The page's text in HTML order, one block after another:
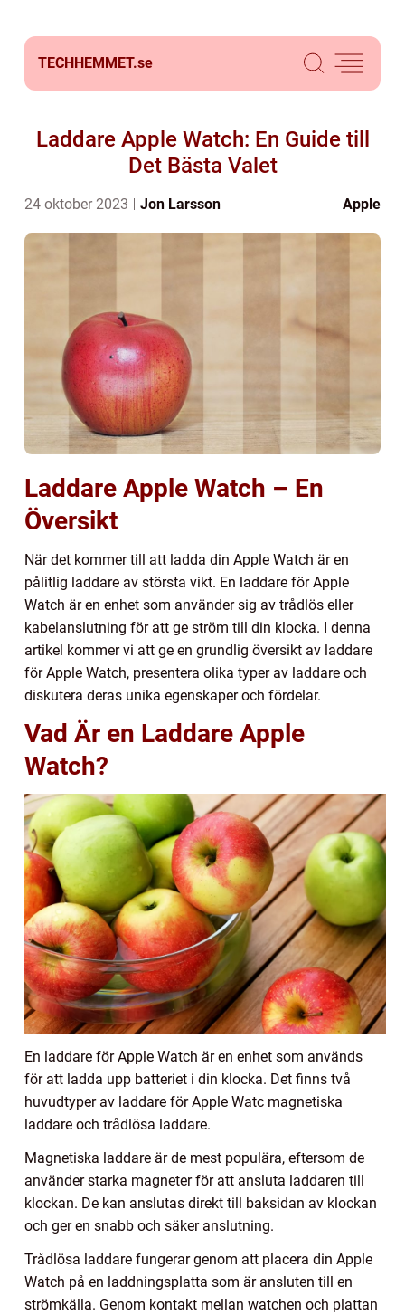
TECHHEMMET.se
Laddare Apple Watch: En Guide till
Det Bästa Valet
24 oktober 2023 Jon Larsson Apple
Laddare Apple Watch – En
Översikt
När det kommer till att ladda din Apple Watch är en
pålitlig laddare av största vikt. En laddare för Apple
Watch är en enhet som använder sig av trådlös eller
kabelanslutning för att ge ström till din klocka. I denna
artikel kommer vi att ge en grundlig översikt av laddare
för Apple Watch, presentera olika typer av laddare och
diskutera deras unika egenskaper och fördelar.
Vad Är en Laddare Apple
Watch?
En laddare för Apple Watch är en enhet som används
för att ladda upp batteriet i din klocka. Det finns två
huvudtyper av laddare för Apple Watc magnetiska
laddare och trådlösa laddare.
Magnetiska laddare är de mest populära, eftersom de
använder starka magneter för att ansluta laddaren till
klockan. De kan anslutas direkt till baksidan av klockan
och ger en snabb och säker anslutning.
Trådlösa laddare fungerar genom att placera din Apple
Watch på en laddningsplatta som är ansluten till en
strömkälla. Genom kontakt mellan watchen och plattan